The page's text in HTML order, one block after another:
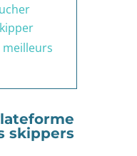
skippers